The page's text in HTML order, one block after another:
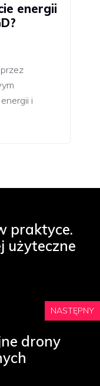
energii
i
praktyce.
użyteczne
NASTĘPNY
drony